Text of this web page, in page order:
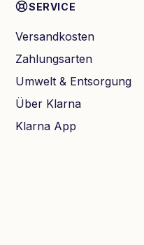
SERVICE
Versandkosten
Zahlungsarten
Umwelt & Entsorgung
Über Klarna
Klarna App